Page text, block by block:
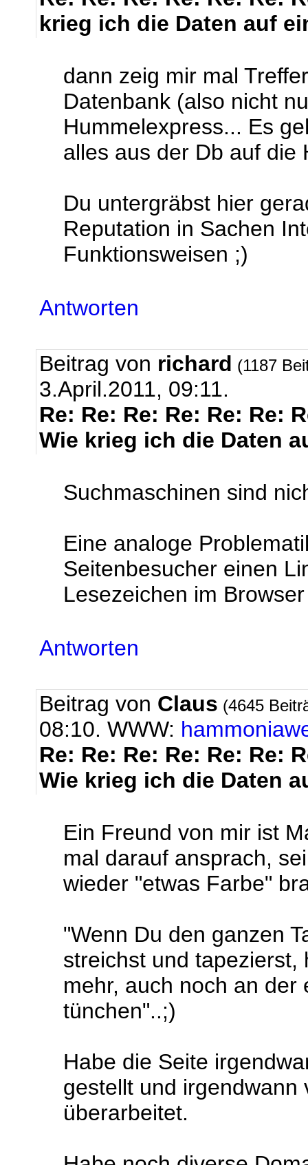
krieg ich die Daten auf
dann zeig mir mal
Datenbank (also nicht
Hummelexpress... Es
alles aus der Db auf die
Du untergräbst hier
Reputation in Sachen
Funktionsweisen ;)
Antworten
Beitrag von richard (1187
3.April.2011, 09:11.
Re: Re: Re: Re: Re: Re:
Wie krieg ich die Daten
Suchmaschinen sind
Eine analoge
Seitenbesucher einen
Lesezeichen im
Antworten
Beitrag von Claus (4645
08:10. WWW:
Re: Re: Re: Re: Re: Re:
Wie krieg ich die Daten
Ein Freund von mir ist
mal darauf ansprach,
wieder "etwas Farbe"
"Wenn Du den ganzen
streichst und tapezierst,
mehr, auch noch an der
tünchen"..;)
Habe die Seite
gestellt und
überarbeitet.